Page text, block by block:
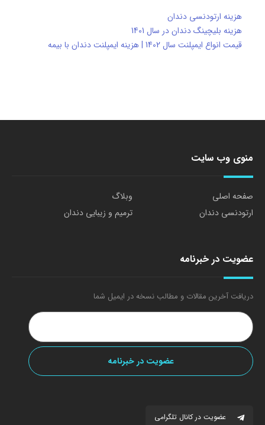
هزینه ارتودنسی دندان
هزینه بلیچینگ دندان در سال 1401
قیمت انواع ایمپلنت سال 1402 | هزینه ایمپلنت دندان با بیمه
منوی وب سایت
صفحه اصلی
وبلاگ
ارتودنسی دندان
ترمیم و زیبایی دندان
عضویت در خبرنامه
دریافت آخرین مقالات و مطالب نسخه در ایمیل شما
عضویت در کانال تلگرامی